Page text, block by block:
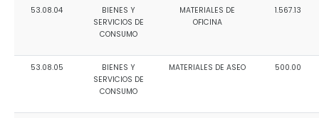
53.08.04
BIENES Y
SERVICIOS DE
CONSUMO
MATERIALES DE
OFICINA
1.567.13
53.08.05
BIENES Y
SERVICIOS DE
CONSUMO
MATERIALES DE ASEO 500.00